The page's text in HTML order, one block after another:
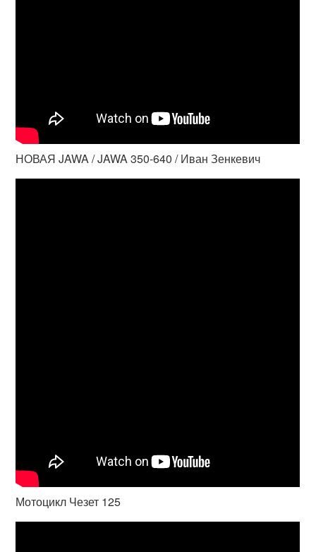
НОВАЯ JAWA / JAWA 350-640 / Иван Зенкевич
Мотоцикл Чезет 125